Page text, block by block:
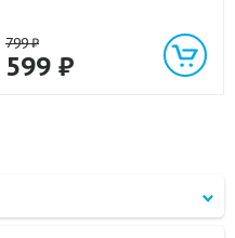
799₽
599 ₽